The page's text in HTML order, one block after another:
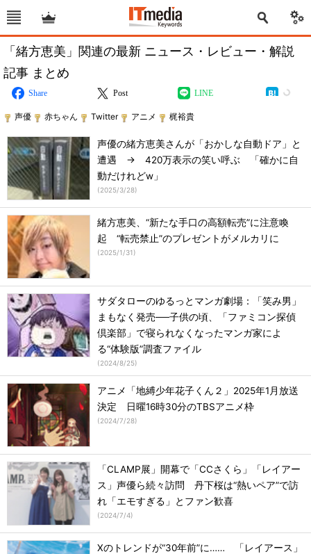
「緒方恵美」関連の最新 ニュース・レビュー・解説
記事 まとめ
Share Post LINE
声優 赤ちゃん Twitter アニメ 梶裕貴
声優の緒方恵美さんが「おかしな自動ドア」と
遭遇 → 420万表示の笑い呼ぶ 「確かに自
動だけれどw」
(2025/3/28)
緒方恵美、“新たな手口の高額転売”に注意喚
起 “転売禁止”のプレゼントがメルカリに
(2025/1/31)
サダタローのゆるっとマンガ劇場：「笑み男」
まもなく発売──子供の頃、「ファミコン探偵
倶楽部」で寝られなくなったマンガ家によ
る“体験版”調査ファイル
(2024/8/25)
アニメ「地縛少年花子くん２」2025年1月放送
決定 日曜16時30分のTBSアニメ枠
(2024/7/28)
「CLAMP展」開幕で「CCさくら」「レイアー
ス」声優ら続々訪問 丹下桜は“熱いペア”で訪
れ「エモすぎる」とファン歓喜
(2024/7/4)
Xのトレンドが“30年前”に…… 「レイアース」